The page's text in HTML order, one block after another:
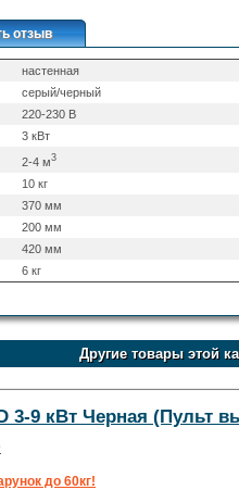
отзыв
настенная
серый/черный
220-230 В
3 кВт
2-4 м3
10 кг
370 мм
200 мм
420 мм
6 кг
Другие товары этой
3-9 кВт Черная (Пульт
до 60кг!